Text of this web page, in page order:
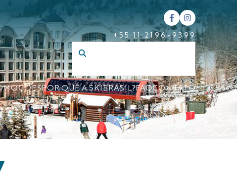
+55 11 2196-9399
POR QUE A SKIBRASIL?FAQCONTATO